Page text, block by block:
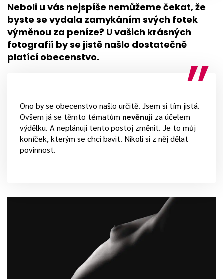
Neboli u vás nejspíše nemůžeme čekat, že
byste se vydala zamykáním svých fotek
výměnou za peníze? U vašich krásných
fotografií by se jistě našlo dostatečně
platící obecenstvo.
Ono by se obecenstvo našlo určitě. Jsem si tím jistá.
Ovšem já se těmto tématům nevěnuji za účelem
výdělku. A neplánuji tento postoj změnit. Je to můj
koníček, kterým se chci bavit. Nikoli si z něj dělat
povinnost.